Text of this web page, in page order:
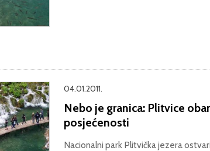
04.01.2011.
Nebo je granica: Plitvice
posjećenosti
Nacionalni park Plitvička jezera